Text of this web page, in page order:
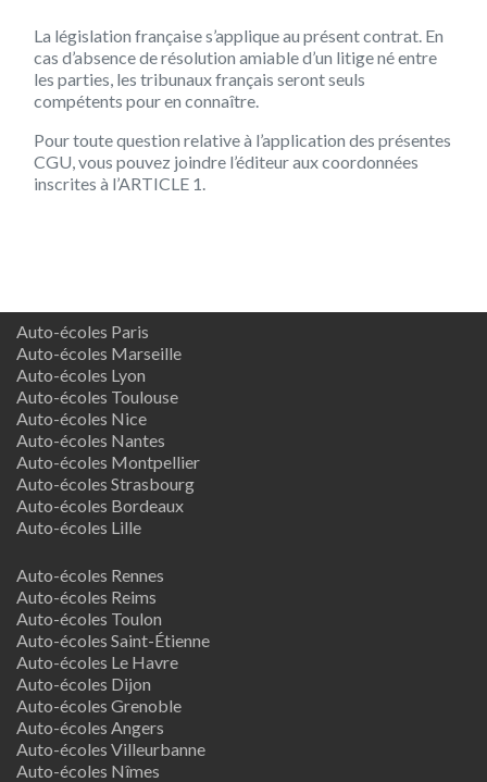
La législation française s’applique au présent contrat. En
cas d’absence de résolution amiable d’un litige né entre
les parties, les tribunaux français seront seuls
compétents pour en connaître.
Pour toute question relative à l’application des présentes
CGU, vous pouvez joindre l’éditeur aux coordonnées
inscrites à l’ARTICLE 1.
Auto-écoles Paris
Auto-écoles Marseille
Auto-écoles Lyon
Auto-écoles Toulouse
Auto-écoles Nice
Auto-écoles Nantes
Auto-écoles Montpellier
Auto-écoles Strasbourg
Auto-écoles Bordeaux
Auto-écoles Lille
Auto-écoles Rennes
Auto-écoles Reims
Auto-écoles Toulon
Auto-écoles Saint-Étienne
Auto-écoles Le Havre
Auto-écoles Dijon
Auto-écoles Grenoble
Auto-écoles Angers
Auto-écoles Villeurbanne
Auto-écoles Nîmes